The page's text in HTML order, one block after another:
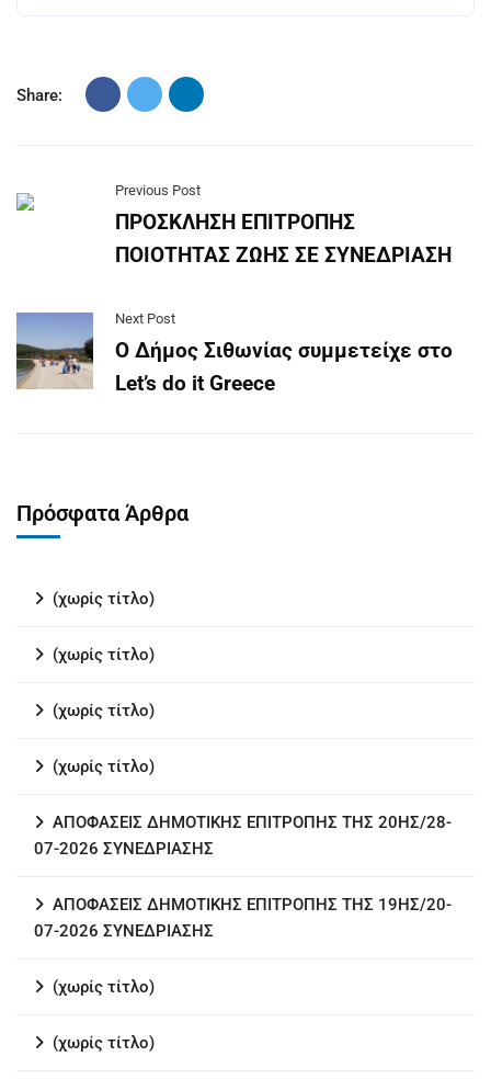
Share:
Previous Post
ΠΡΟΣΚΛΗΣΗ ΕΠΙΤΡΟΠΗΣ
ΠΟΙΟΤΗΤΑΣ ΖΩΗΣ ΣΕ ΣΥΝΕΔΡΙΑΣΗ
Next Post
Ο Δήμος Σιθωνίας συμμετείχε στο
Let’s do it Greece
Πρόσφατα Άρθρα
(χωρίς τίτλο)
(χωρίς τίτλο)
(χωρίς τίτλο)
(χωρίς τίτλο)
ΑΠΟΦΑΣΕΙΣ ΔΗΜΟΤΙΚΗΣ ΕΠΙΤΡΟΠΗΣ ΤΗΣ 20ΗΣ/28-
07-2026 ΣΥΝΕΔΡΙΑΣΗΣ
ΑΠΟΦΑΣΕΙΣ ΔΗΜΟΤΙΚΗΣ ΕΠΙΤΡΟΠΗΣ ΤΗΣ 19ΗΣ/20-
07-2026 ΣΥΝΕΔΡΙΑΣΗΣ
(χωρίς τίτλο)
(χωρίς τίτλο)